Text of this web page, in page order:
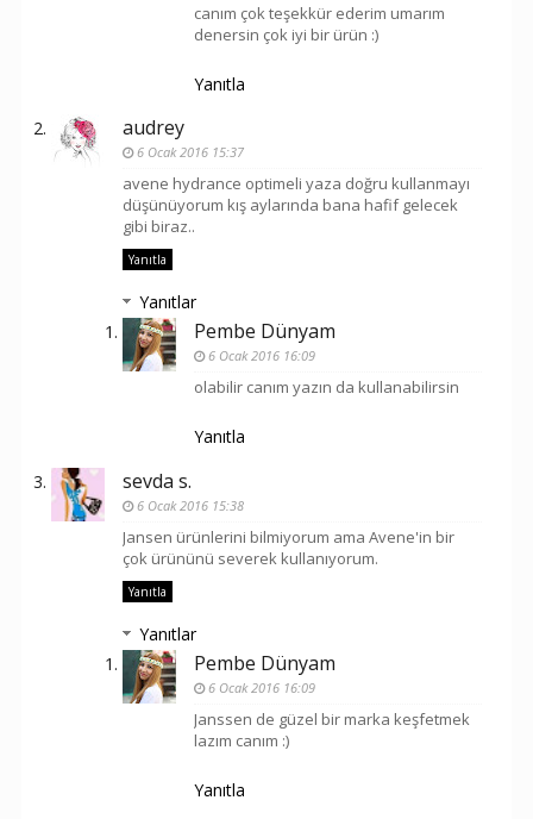
canım çok teşekkür ederim umarım
denersin çok iyi bir ürün :)
Yanıtla
audrey
6 Ocak 2016 15:37
avene hydrance optimeli yaza doğru kullanmayı
düşünüyorum kış aylarında bana hafif gelecek
gibi biraz..
Yanıtla
Yanıtlar
Pembe Dünyam
6 Ocak 2016 16:09
olabilir canım yazın da kullanabilirsin
Yanıtla
sevda s.
6 Ocak 2016 15:38
Jansen ürünlerini bilmiyorum ama Avene'in bir
çok ürününü severek kullanıyorum.
Yanıtla
Yanıtlar
Pembe Dünyam
6 Ocak 2016 16:09
Janssen de güzel bir marka keşfetmek
lazım canım :)
Yanıtla